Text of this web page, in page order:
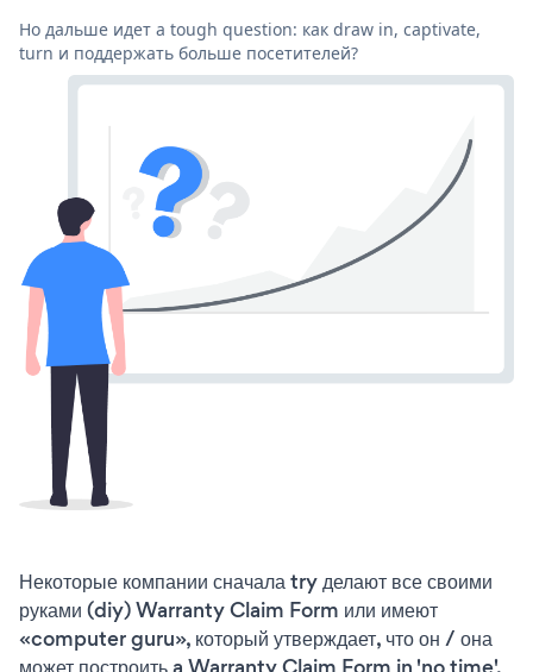
Но дальше идет a tough question: как draw in, captivate,
turn и поддержать больше посетителей?
Некоторые компании сначала try делают все своими
руками (diy) Warranty Claim Form или имеют
«computer guru», который утверждает, что он / она